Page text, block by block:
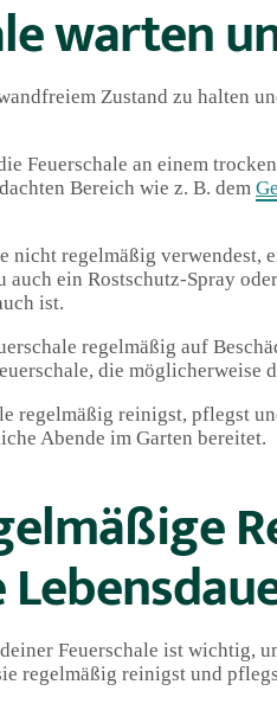
warten
Zustand zu halten
Feuerschale an einem
Bereich wie z. B. dem
nicht regelmäßig
auch ein Rostschutz-Spray
ist.
regelmäßig auf
die möglicherweise
regelmäßig reinigst, pflegst
Abende im Garten bereitet.
Feuerschale ist wichtig,
regelmäßig reinigst und